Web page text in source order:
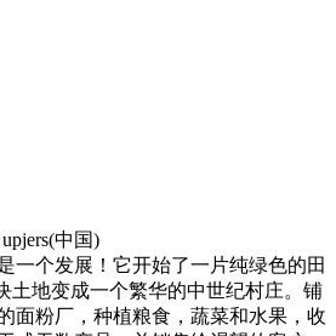
中国)
一个发展！它开始了一片纯绿色的田
土地变成一个繁华的中世纪村​​庄。铺
面粉厂，种植粮食，蔬菜和水果，收